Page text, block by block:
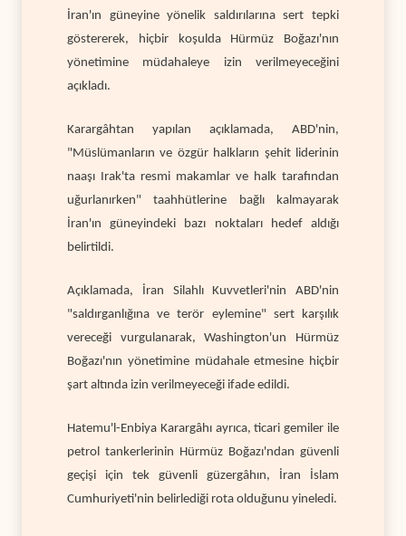
İran'ın güneyine yönelik saldırılarına sert tepki
göstererek, hiçbir koşulda Hürmüz Boğazı'nın
yönetimine müdahaleye izin verilmeyeceğini
açıkladı.
Karargâhtan yapılan açıklamada, ABD'nin,
"Müslümanların ve özgür halkların şehit liderinin
naaşı Irak'ta resmi makamlar ve halk tarafından
uğurlanırken" taahhütlerine bağlı kalmayarak
İran'ın güneyindeki bazı noktaları hedef aldığı
belirtildi.
Açıklamada, İran Silahlı Kuvvetleri'nin ABD'nin
"saldırganlığına ve terör eylemine" sert karşılık
vereceği vurgulanarak, Washington'un Hürmüz
Boğazı'nın yönetimine müdahale etmesine hiçbir
şart altında izin verilmeyeceği ifade edildi.
Hatemu'l-Enbiya Karargâhı ayrıca, ticari gemiler ile
petrol tankerlerinin Hürmüz Boğazı'ndan güvenli
geçişi için tek güvenli güzergâhın, İran İslam
Cumhuriyeti'nin belirlediği rota olduğunu yineledi.